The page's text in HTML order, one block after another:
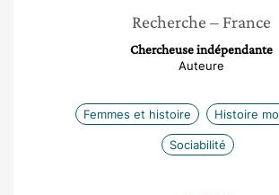
Recherche – France
Chercheuse indépendante
Auteure
Femmes et histoire Histoire
Sociabilité